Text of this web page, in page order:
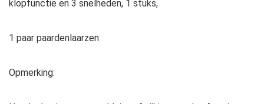
klopfunctie en 3 snelheden, 1 stuks,
1 paar paardenlaarzen
Opmerking: